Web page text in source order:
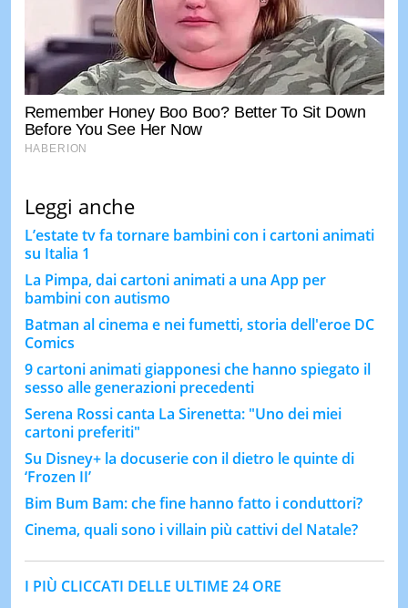
Leggi anche
L’estate tv fa tornare bambini con i cartoni animati
su Italia 1
La Pimpa, dai cartoni animati a una App per
bambini con autismo
Batman al cinema e nei fumetti, storia dell'eroe DC
Comics
9 cartoni animati giapponesi che hanno spiegato il
sesso alle generazioni precedenti
Serena Rossi canta La Sirenetta: "Uno dei miei
cartoni preferiti"
Su Disney+ la docuserie con il dietro le quinte di
‘Frozen II’
Bim Bum Bam: che fine hanno fatto i conduttori?
Cinema, quali sono i villain più cattivi del Natale?
I PIÙ CLICCATI DELLE ULTIME 24 ORE